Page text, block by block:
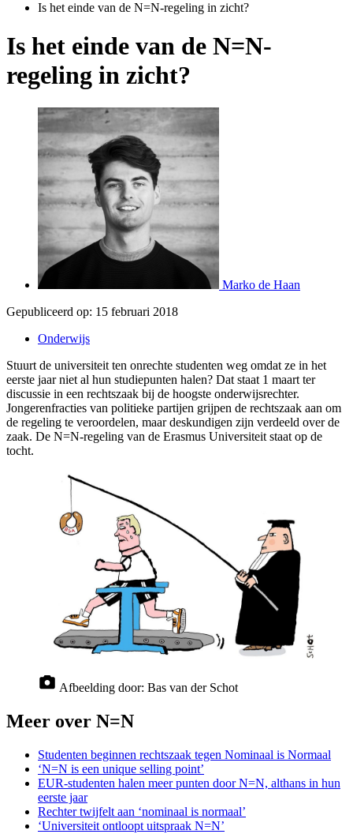
Is het einde van de N=N-regeling in zicht?
Is het einde van de N=N-
regeling in zicht?
Marko de Haan
Gepubliceerd op: 15 februari 2018
Onderwijs
Stuurt de universiteit ten onrechte studenten weg omdat ze in het
eerste jaar niet al hun studiepunten halen? Dat staat 1 maart ter
discussie in een rechtszaak bij de hoogste onderwijsrechter.
Jongerenfracties van politieke partijen grijpen de rechtszaak aan om
de regeling te veroordelen, maar deskundigen zijn verdeeld over de
zaak. De N=N-regeling van de Erasmus Universiteit staat op de
tocht.
Afbeelding door: Bas van der Schot
Meer over N=N
Studenten beginnen rechtszaak tegen Nominaal is Normaal
‘N=N is een unique selling point’
EUR-studenten halen meer punten door N=N, althans in hun
eerste jaar
Rechter twijfelt aan ‘nominaal is normaal’
‘Universiteit ontloopt uitspraak N=N’